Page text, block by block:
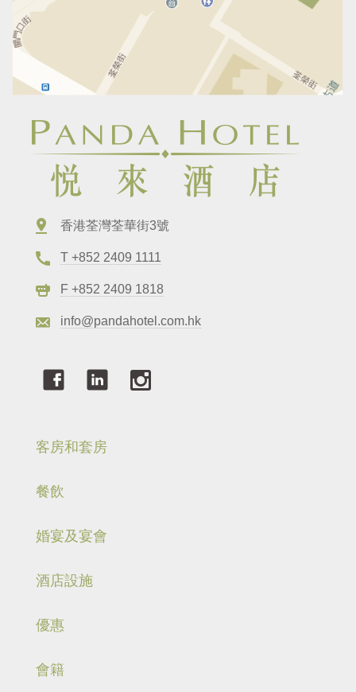
香港荃灣荃華街3號
T +852 2409 1111
F +852 2409 1818
info@pandahotel.com.hk
客房和套房
餐飲
婚宴及宴會
酒店設施
優惠
會籍